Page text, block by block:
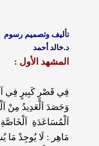
تأليف وتصميم رسوم
د.خالد أحمد
المشهد الأول :
فِي قَصْرٍ كَبِيرٍ فِي
وَحَصَدَ اَلْعَدِيدُ مِنْ
اَلْمُسَاعَدَةِ اَلْخَاصَّةِ
مَاهِر : لَا يُوجِدْ مَا